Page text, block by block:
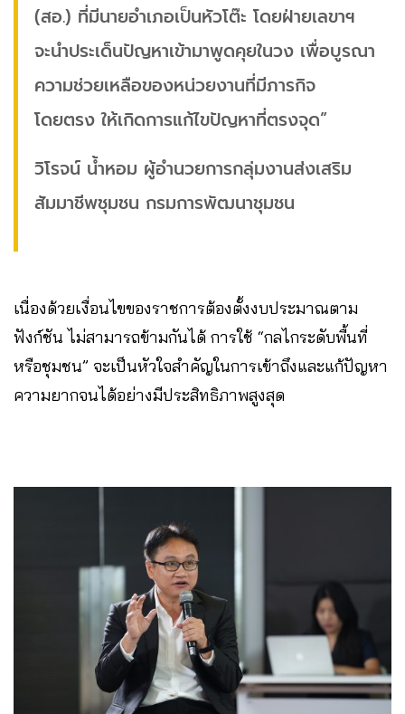
(สอ.) ที่มีนายอำเภอเป็นหัวโต๊ะ โดยฝ่ายเลขาฯ
จะนำประเด็นปัญหาเข้ามาพูดคุยในวง เพื่อบูรณา
ความช่วยเหลือของหน่วยงานที่มีภารกิจ
โดยตรง ให้เกิดการแก้ไขปัญหาที่ตรงจุด”
วิโรจน์ น้ำหอม ผู้อำนวยการกลุ่มงานส่งเสริม
สัมมาชีพชุมชน กรมการพัฒนาชุมชน
เนื่องด้วยเงื่อนไขของราชการต้องตั้งงบประมาณตาม
ฟังก์ชัน ไม่สามารถข้ามกันได้ การใช้ “กลไกระดับพื้นที่
หรือชุมชน” จะเป็นหัวใจสำคัญในการเข้าถึงและแก้ปัญหา
ความยากจนได้อย่างมีประสิทธิภาพสูงสุด